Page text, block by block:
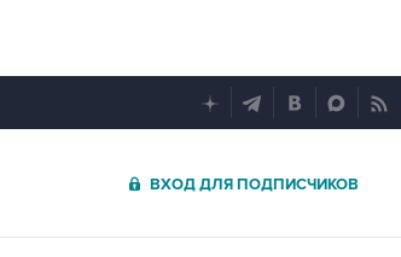
ВХОД ДЛЯ ПОДПИСЧИКОВ